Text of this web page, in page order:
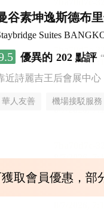
谷素坤逸斯德布
Suites
優異的 202 點評
近詩麗吉王后會展中心
華人友善 機場接駁服務
取會員優惠，部